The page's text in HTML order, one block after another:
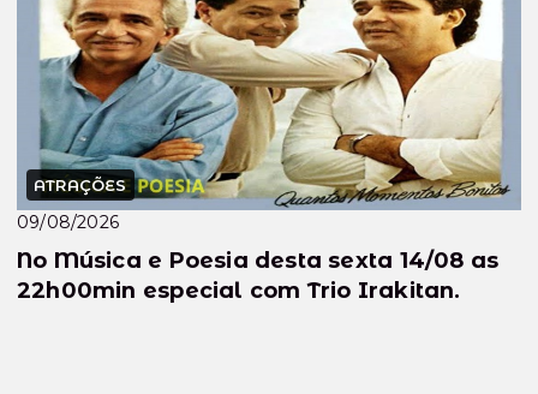
ATRAÇÕES
09/08/2026
No Música e Poesia desta sexta 14/08 as
22h00min especial com Trio Irakitan.